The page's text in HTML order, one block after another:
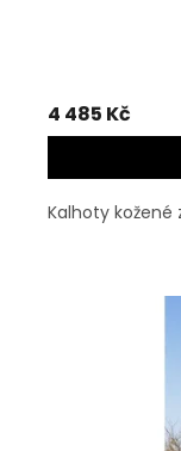
4 485 Kč
Kalhoty kožené